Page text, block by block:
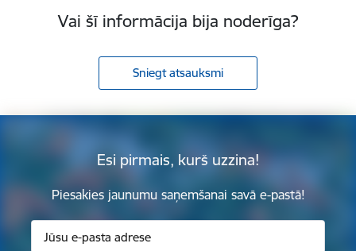
Vai šī informācija bija noderīga?
Sniegt atsauksmi
Esi pirmais, kurš uzzina!
Piesakies jaunumu saņemšanai savā e-pastā!